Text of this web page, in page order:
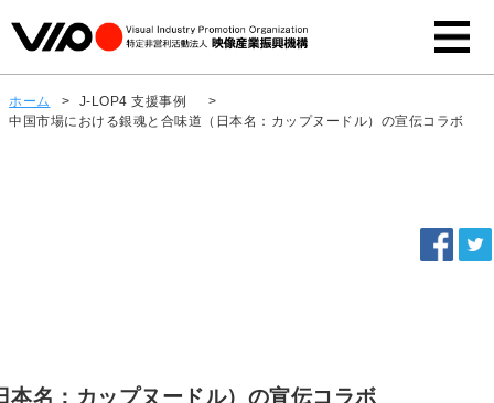
ホーム > J-LOP4 支援事例
>
中国市場における銀魂と合味道（日本名：カップヌードル）の宣伝コラボ
名：カップヌードル）の宣伝コラボ